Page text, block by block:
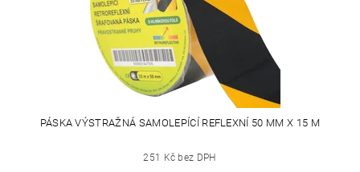
PÁSKA VÝSTRAŽNÁ SAMOLEPÍCÍ REFLEXNÍ 50 MM X 15 M
251 Kč bez DPH